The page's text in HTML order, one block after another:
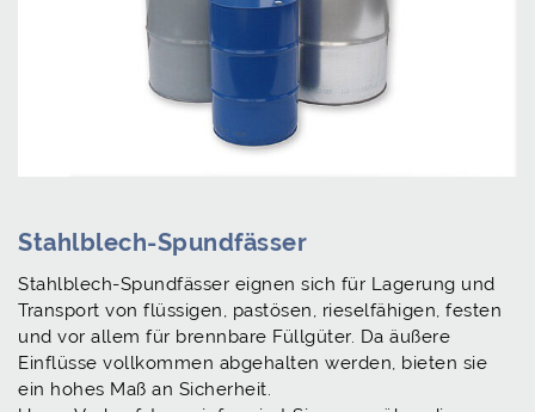
Stahlblech-Spundfässer
Stahlblech-Spundfässer eignen sich für Lagerung und
Transport von flüssigen, pastösen, rieselfähigen, festen
und vor allem für brennbare Füllgüter. Da äußere
Einflüsse vollkommen abgehalten werden, bieten sie
ein hohes Maß an Sicherheit.